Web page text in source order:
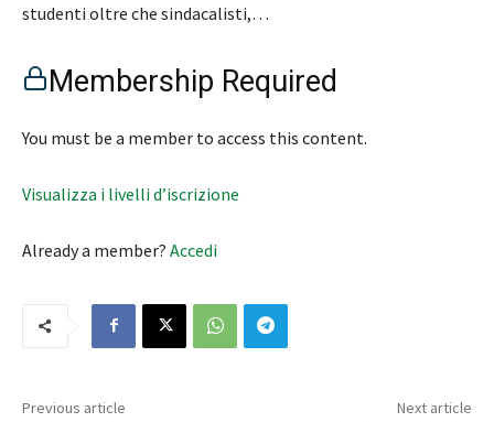
studenti oltre che sindacalisti,…
Membership Required
You must be a member to access this content.
Visualizza i livelli d’iscrizione
Already a member? Accedi
Previous article Next article